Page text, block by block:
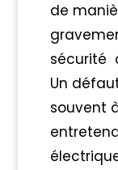
de
sécurité
Un
souvent